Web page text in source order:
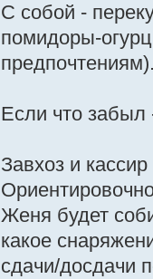
С собой -
помидоры-
Если что забыл
Завхоз и
Женя будет
какое
сдачи/досдачи